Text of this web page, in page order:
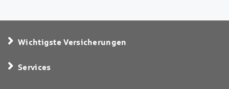
Wichtigste Versicherungen
Services